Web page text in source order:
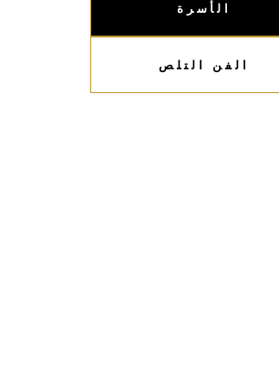
الأسرة
الفن التلص